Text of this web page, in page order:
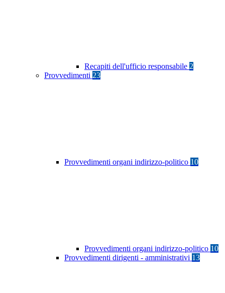
Recapiti dell'ufficio responsabile 2
Provvedimenti 23
Provvedimenti organi indirizzo-politico 10
Provvedimenti organi indirizzo-politico 10
Provvedimenti dirigenti - amministrativi 13